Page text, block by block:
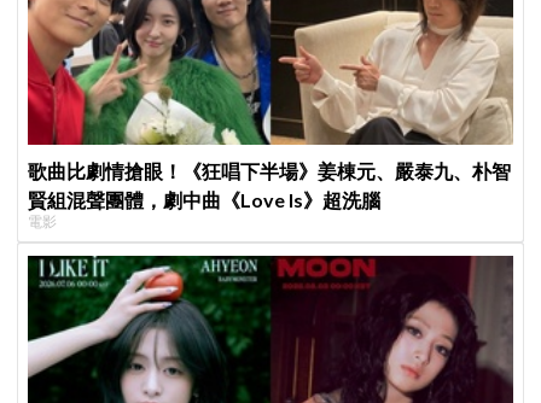
歌曲比劇情搶眼！《狂唱下半場》姜棟元、嚴泰九、朴智
賢組混聲團體，劇中曲《Love Is》超洗腦
電影